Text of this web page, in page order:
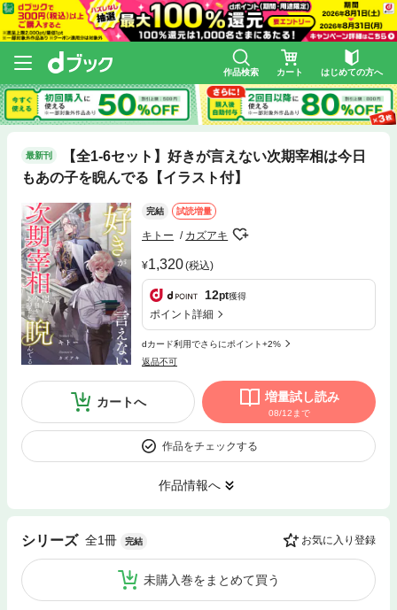
作品検索 カート はじめての方へ
最新刊
【全1-6セット】好きが言えない次期宰相は今日
もあの子を睨んでる【イラスト付】
完結 試読増量
キトー カズアキ
1,320(税込)
12pt獲得
ポイント詳細
dカード利用でさらにポイント+2%
返品不可
カートへ 増量試し読み
08/12まで
作品をチェックする
作品情報へ
シリーズ 全1冊 完結 お気に入り登録
未購入巻をまとめて買う